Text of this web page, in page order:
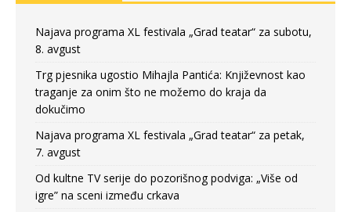
Najava programa XL festivala „Grad teatar“ za subotu,
8. avgust
Trg pjesnika ugostio Mihajla Pantića: Književnost kao
traganje za onim što ne možemo do kraja da
dokučimo
Najava programa XL festivala „Grad teatar“ za petak,
7. avgust
Od kultne TV serije do pozorišnog podviga: „Više od
igre” na sceni između crkava